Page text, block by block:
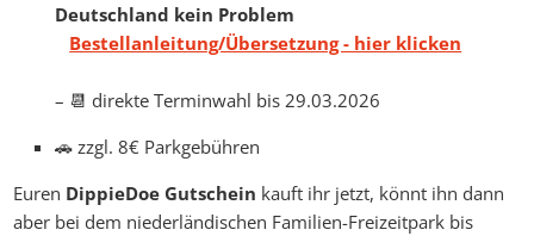
Deutschland kein Problem
Bestellanleitung/Übersetzung - hier klicken
– 📆 direkte Terminwahl bis 29.03.2026
🚗 zzgl. 8€ Parkgebühren
Euren DippieDoe Gutschein kauft ihr jetzt, könnt ihn dann
aber bei dem niederländischen Familien-Freizeitpark bis